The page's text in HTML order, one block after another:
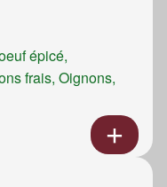
épicé,
frais, Oignons,